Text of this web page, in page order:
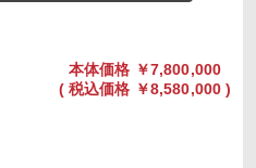
本体価格 ￥7,800,000
( 税込価格 ￥8,580,000 )